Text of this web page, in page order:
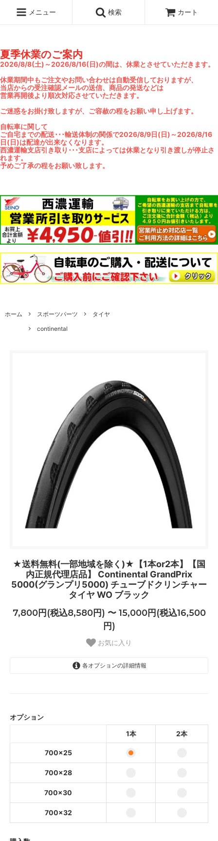
メニュー 検索 カート
夏季休業のご案内
2026/8/8(土)～2026/8/16(日)の間は、休業とさせていただきます。
休業期間中もご注文やお問い合わせは自動受信しておりますが、
当店からの受注確認メールの送信、商品の発送などは
営業再開後より順次対応させていただきます。
ご迷惑をお掛け致しますが、ご容赦の程をお願い申し上げます。
自転車に関して
ご自宅までの配送･･･輸送体制の関係で2026/8/9日(日)～2026/8/16
日(日)は配達が出来なくなります。
西濃運輸支店引き取り･･･支店によっては休業となり引き渡しが停止さ
れます。
予めご了承の程をお願い致します。
ホーム スポーツパーツ
タイヤ
continental
★送料無料(一部地域を除く)★【1本or2本】【国
内正規代理店品】 Continental GrandPrix
5000(グランプリ5000) チューブドクリンチャー
タイヤ WO ブラック
7,800円(税込8,580円) 〜 15,000円(税込16,500
円)
お気に入り
各オプションの詳細情報
700×30
7,800円(税込8,580円)
15,000円(税込16,500円)
オプション
1本
2本
700×25
700×28
700×30
700×32